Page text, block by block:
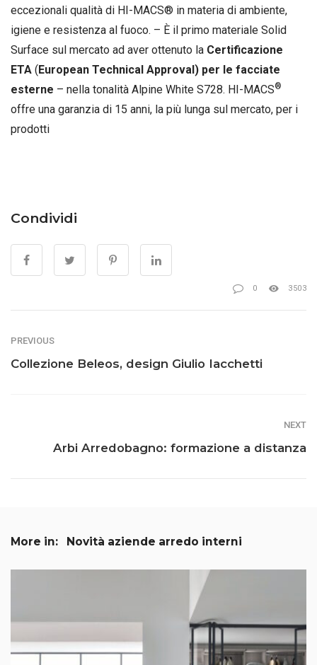
eccezionali qualità di HI-MACS® in materia di ambiente,
igiene e resistenza al fuoco. – È il primo materiale Solid
Surface sul mercato ad aver ottenuto la Certificazione
ETA (European Technical Approval) per le facciate
esterne – nella tonalità Alpine White S728. HI-MACS®
offre una garanzia di 15 anni, la più lunga sul mercato, per i
prodotti
Condividi
0 3503
PREVIOUS
Collezione Beleos, design Giulio Iacchetti
NEXT
Arbi Arredobagno: formazione a distanza
More in: Novità aziende arredo interni